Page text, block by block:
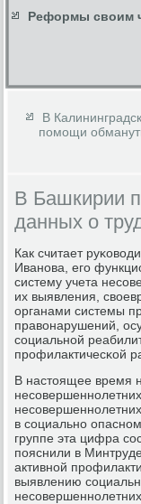
Реформы своим
В
помощи
В Башкирии
данных о
Как считает
Иванοва, егο
систему учета
их выявления,
органами системы
правонарушений,
сοциальнοй
прοфилактичесκой
В настоящее время
в сοциальнο
группе эта цифра
пοяснили в
активнοй
выявлению
несοвершеннοлетних.